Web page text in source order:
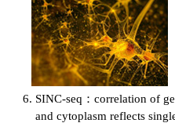
SINC-seq：correlation of
and cytoplasm reflects